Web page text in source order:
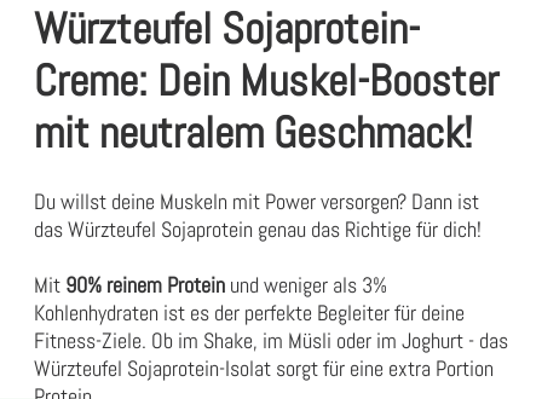
Würzteufel Sojaprotein-
Creme: Dein Muskel-Booster
mit neutralem Geschmack!
Du willst deine Muskeln mit Power versorgen? Dann ist
das Würzteufel Sojaprotein genau das Richtige für dich!
Mit 90% reinem Protein und weniger als 3%
Kohlenhydraten ist es der perfekte Begleiter für deine
Fitness-Ziele. Ob im Shake, im Müsli oder im Joghurt - das
Würzteufel Sojaprotein-Isolat sorgt für eine extra Portion